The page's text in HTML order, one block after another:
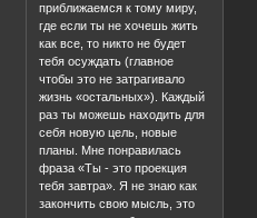
приближаемся к тому миру,
где если ты не хочешь жить
как все, то никто не будет
тебя осуждать (главное
чтобы это не затрагивало
жизнь «остальных»). Каждый
раз ты можешь находить для
себя новую цель, новые
планы. Мне понравилась
фраза «Ты - это проекция
тебя завтра». Я не знаю как
закончить свою мысль, это